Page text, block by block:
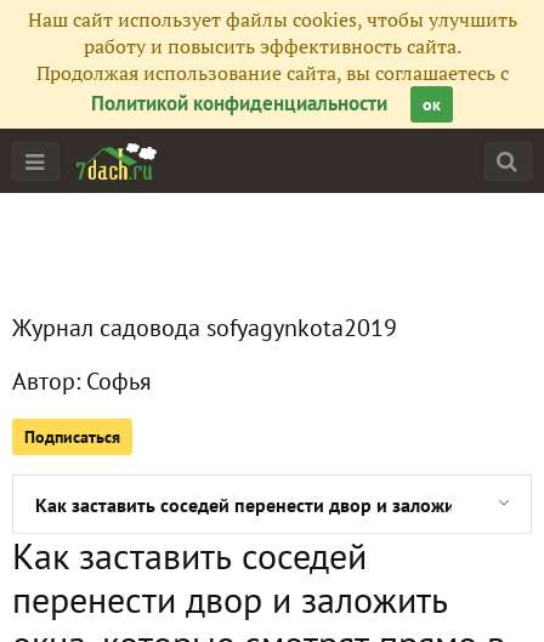
Наш сайт использует файлы cookies, чтобы улучшить
работу и повысить эффективность сайта.
Продолжая использование сайта, вы соглашаетесь с
Политикой конфиденциальности
ок
Журнал садовода sofyagynkota2019
Автор: Софья
Подписаться
Все публикации
Сейчас обсуждают
Как заставить соседей перенести двор и заложить
Как заставить соседей
перенести двор и заложить